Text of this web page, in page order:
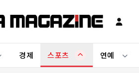
경제 스포츠 연예